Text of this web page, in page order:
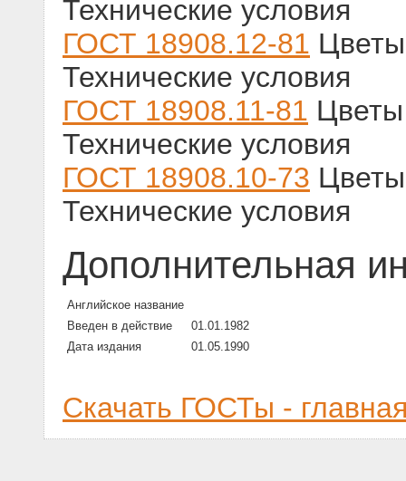
Технические условия
ГОСТ 18908.12-81
Технические условия
ГОСТ 18908.11-81
Технические условия
ГОСТ 18908.10-73
Технические условия
Дополнительная
Английское название
Введен в действие
01.01.1982
Дата издания
01.05.1990
Скачать ГОСТы -